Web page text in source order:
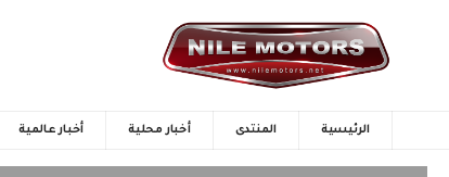
الرئيسية المنتدى أخبار محلية أخبار عالمية